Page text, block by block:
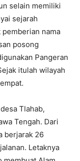
selain memiliki
sejarah
nama
posong
Pangeran
itulah wilayah
Tlahab,
Tengah. Dari
berjarak 26
Letaknya